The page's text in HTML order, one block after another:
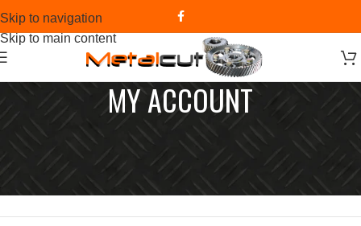
Skip to navigation
Skip to main content
MY ACCOUNT
or email address